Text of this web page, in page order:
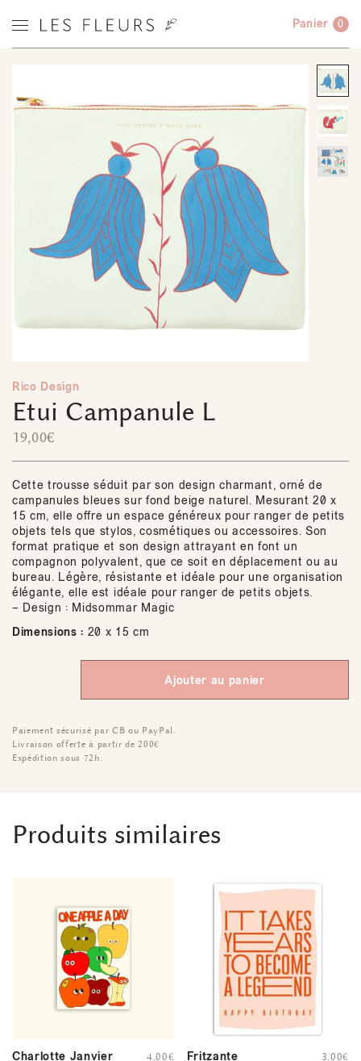
Panier 0
Rico Design
Etui Campanule L
19,00€
Cette trousse séduit par son design charmant, orné de
campanules bleues sur fond beige naturel. Mesurant 20 x
15 cm, elle offre un espace généreux pour ranger de petits
objets tels que stylos, cosmétiques ou accessoires. Son
format pratique et son design attrayant en font un
compagnon polyvalent, que ce soit en déplacement ou au
bureau. Légère, résistante et idéale pour une organisation
élégante, elle est idéale pour ranger de petits objets.
– Design : Midsommar Magic
Dimensions : 20 x 15 cm
Ajouter au panier
Paiement sécurisé par CB ou PayPal.
Livraison offerte à partir de 200€
Expédition sous 72h.
Produits similaires
Charlotte Janvier 4,00€ Fritzante 3,00€